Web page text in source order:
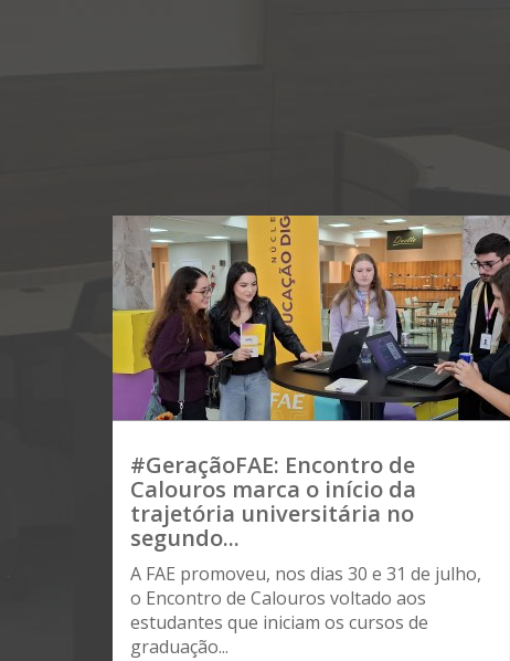
#GeraçãoFAE: Encontro de
Calouros marca o início da
trajetória universitária no
segundo...
A FAE promoveu, nos dias 30 e 31 de julho,
o Encontro de Calouros voltado aos
estudantes que iniciam os cursos de
graduação...